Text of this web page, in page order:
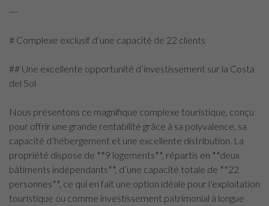
---
# Complexe exclusif d’une capacité de 22 clients
## Une excellente opportunité d’investissement sur la Costa
del Sol
Nous présentons ce magnifique complexe touristique, conçu
pour offrir une grande rentabilité grâce à sa polyvalence, sa
capacité d’hébergement et une excellente distribution. La
propriété dispose de **9 logements**, répartis en **deux
bâtiments indépendants**, d’une capacité totale de **22
personnes**, ce qui en fait une option idéale pour l’exploitation
touristique ou comme investissement patrimonial à longue